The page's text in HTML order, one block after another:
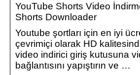
YouTube Shorts Video
Shorts Downloader
Youtube şortları için en iyi
çevrimiçi olarak HD
video indirici giriş kutusuna
bağlantısını yapıştırın ve …